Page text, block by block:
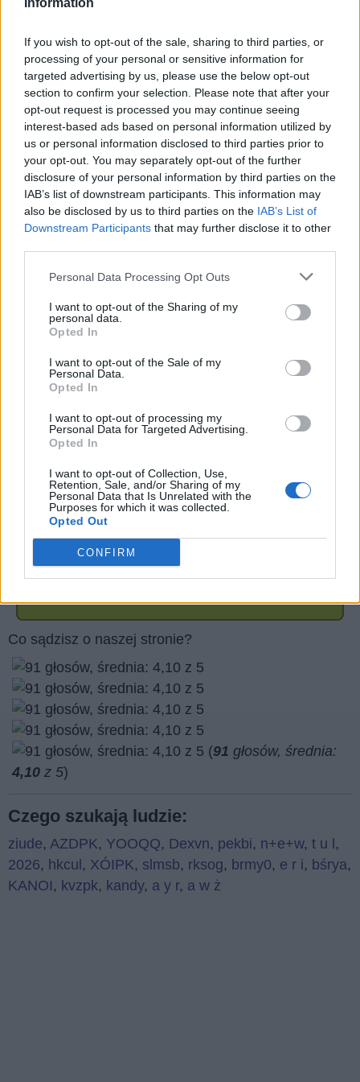
Information
If you wish to opt-out of the sale, sharing to third parties, or
processing of your personal or sensitive information for
targeted advertising by us, please use the below opt-out
section to confirm your selection. Please note that after your
opt-out request is processed you may continue seeing
interest-based ads based on personal information utilized by
us or personal information disclosed to third parties prior to
your opt-out. You may separately opt-out of the further
disclosure of your personal information by third parties on the
IAB’s list of downstream participants. This information may
also be disclosed by us to third parties on the IAB’s List of
Downstream Participants that may further disclose it to other
Personal Data Processing Opt Outs
I want to opt-out of the Sharing of my
personal data.
Opted In
I want to opt-out of the Sale of my
Personal Data.
Opted In
I want to opt-out of processing my
Personal Data for Targeted Advertising.
Opted In
I want to opt-out of Collection, Use,
Retention, Sale, and/or Sharing of my
Personal Data that Is Unrelated with the
Purposes for which it was collected.
Opted Out
CONFIRM
litery:
Wróć
Co sądzisz o naszej stronie?
(91 głosów, średnia:
4,10 z 5)
Czego szukają ludzie:
ziude, AZDPK, YOOQQ, Dexvn, pekbi, n+e+w, t u l ,
2026, hkcul , XÓIPK, slmsb, rksog, brmy0, e r i, bśrya,
KANOI , kvzpk, kandy, a y r, a w ż